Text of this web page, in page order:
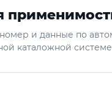
и данные по
каталожной